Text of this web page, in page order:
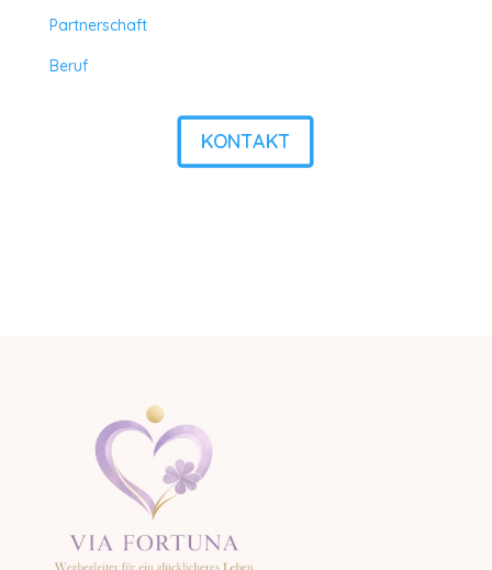
Partnerschaft
Beruf
KONTAKT